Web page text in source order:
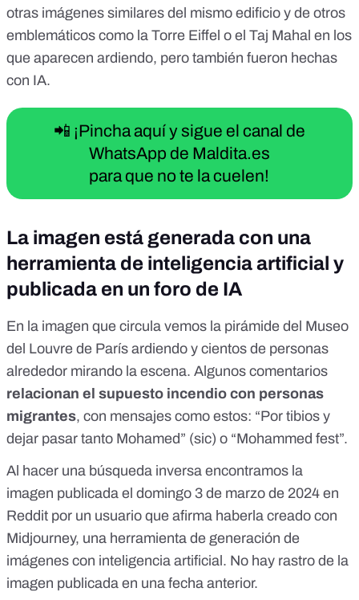
otras imágenes similares del mismo edificio y de otros
emblemáticos como la Torre Eiffel o el Taj Mahal en los
que aparecen ardiendo, pero también fueron hechas
con IA.
📲 ¡Pincha aquí y sigue el canal de
WhatsApp de Maldita.es
para que no te la cuelen!
La imagen está generada con una
herramienta de inteligencia artificial y
publicada en un foro de IA
En la imagen que circula vemos la pirámide del Museo
del Louvre de París ardiendo y cientos de personas
alrededor mirando la escena. Algunos comentarios
relacionan el supuesto incendio con personas
migrantes, con mensajes como estos: “Por tibios y
dejar pasar tanto Mohamed” (sic) o “Mohammed fest”.
Al hacer una búsqueda inversa encontramos la
imagen publicada el domingo 3 de marzo de 2024 en
Reddit por un usuario que afirma haberla creado con
Midjourney, una herramienta de generación de
imágenes con inteligencia artificial . No hay rastro de la
imagen publicada en una fecha anterior.